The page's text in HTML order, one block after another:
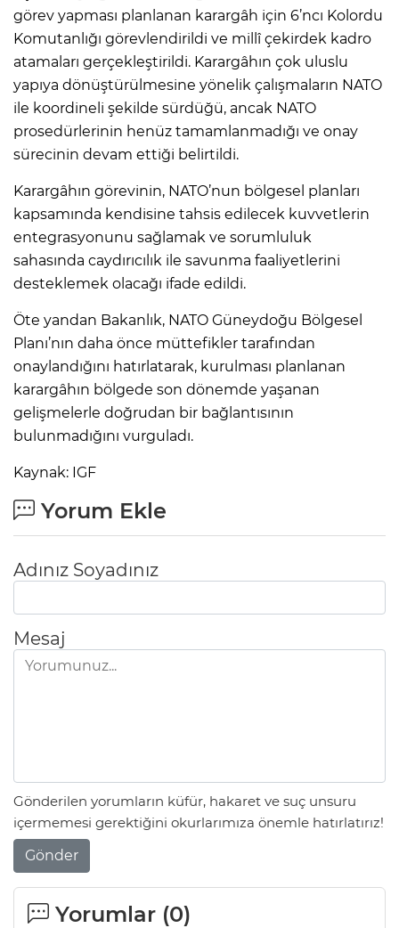
görev yapması planlanan karargâh için 6’ncı Kolordu
Komutanlığı görevlendirildi ve millî çekirdek kadro
atamaları gerçekleştirildi. Karargâhın çok uluslu
yapıya dönüştürülmesine yönelik çalışmaların NATO
ile koordineli şekilde sürdüğü, ancak NATO
prosedürlerinin henüz tamamlanmadığı ve onay
sürecinin devam ettiği belirtildi.
Karargâhın görevinin, NATO’nun bölgesel planları
kapsamında kendisine tahsis edilecek kuvvetlerin
entegrasyonunu sağlamak ve sorumluluk
sahasında caydırıcılık ile savunma faaliyetlerini
desteklemek olacağı ifade edildi.
Öte yandan Bakanlık, NATO Güneydoğu Bölgesel
Planı’nın daha önce müttefikler tarafından
onaylandığını hatırlatarak, kurulması planlanan
karargâhın bölgede son dönemde yaşanan
gelişmelerle doğrudan bir bağlantısının
bulunmadığını vurguladı.
Kaynak: IGF
Yorum Ekle
Adınız Soyadınız
Mesaj
Gönderilen yorumların küfür, hakaret ve suç unsuru
içermemesi gerektiğini okurlarımıza önemle hatırlatırız!
Gönder
Yorumlar (0)